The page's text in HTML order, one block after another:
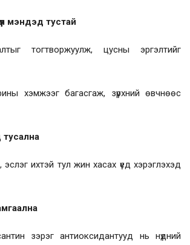
мэндэд тустай
тогтворжуулж, цусны эргэлтийг
хэмжээг багасгаж, зүрхний өвчнөөс
эслэг ихтэй тул жин хасах үед хэрэглэхэд
зэрэг антиоксидантууд нь нүдний